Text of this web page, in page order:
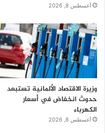
أغسطس 8, 2026
وزيرة الاقتصاد الألمانية تستبعد
حدوث انخفاض في أسعار
الكهرباء
أغسطس 8, 2026